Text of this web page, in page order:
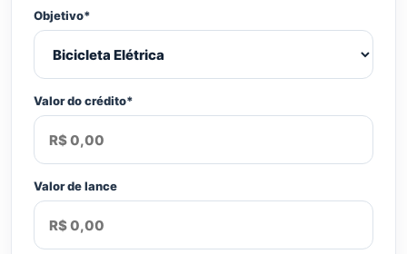
Objetivo*
Valor do crédito*
Valor de lance